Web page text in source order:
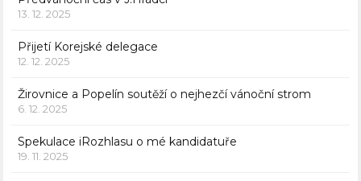
13. 12. 2025
Přijetí Korejské delegace
12. 12. 2025
Žirovnice a Popelín soutěží o nejhezčí vánoční strom
6. 12. 2025
Spekulace iRozhlasu o mé kandidatuře
19. 11. 2025